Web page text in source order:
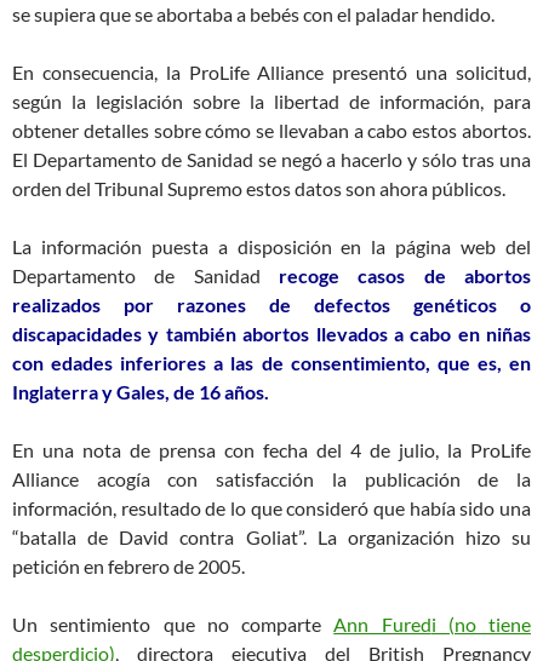
se supiera que se abortaba a bebés con el paladar hendido.
En consecuencia, la ProLife Alliance presentó una solicitud,
según la legislación sobre la libertad de información, para
obtener detalles sobre cómo se llevaban a cabo estos abortos.
El Departamento de Sanidad se negó a hacerlo y sólo tras una
orden del Tribunal Supremo estos datos son ahora públicos.
La información puesta a disposición en la página web del
Departamento de Sanidad recoge casos de abortos
realizados por razones de defectos genéticos o
discapacidades y también abortos llevados a cabo en niñas
con edades inferiores a las de consentimiento, que es, en
Inglaterra y Gales, de 16 años.
En una nota de prensa con fecha del 4 de julio, la ProLife
Alliance acogía con satisfacción la publicación de la
información, resultado de lo que consideró que había sido una
“batalla de David contra Goliat”. La organización hizo su
petición en febrero de 2005.
Un sentimiento que no comparteAnn Furedi (no tiene
desperdicio), directora ejecutiva del British Pregnancy